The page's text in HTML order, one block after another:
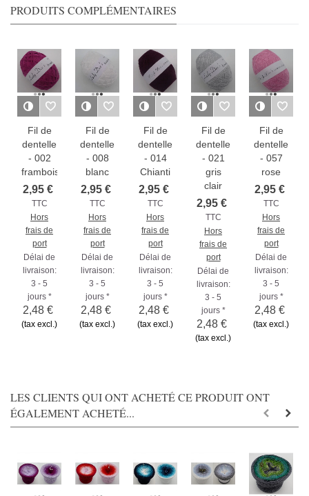
PRODUITS COMPLÉMENTAIRES
Fil de
dentelle
- 002
framboise
2,95 €
TTC
Hors
frais de
port
Délai de
livraison:
3 - 5
jours *
2,48 €
(tax excl.)
Fil de
dentelle
- 008
blanc
2,95 €
TTC
Hors
frais de
port
Délai de
livraison:
3 - 5
jours *
2,48 €
(tax excl.)
Fil de
dentelle
- 014
Chianti
2,95 €
TTC
Hors
frais de
port
Délai de
livraison:
3 - 5
jours *
2,48 €
(tax excl.)
Fil de
dentelle
- 021
gris
clair
2,95 €
TTC
Hors
frais de
port
Délai de
livraison:
3 - 5
jours *
2,48 €
(tax excl.)
Fil de
dentelle
- 057
rose
2,95 €
TTC
Hors
frais de
port
Délai de
livraison:
3 - 5
jours *
2,48 €
(tax excl.)
LES CLIENTS QUI ONT ACHETÉ CE PRODUIT ONT
ÉGALEMENT ACHETÉ...